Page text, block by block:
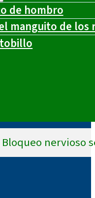
de hombro
manguito de los
nervioso